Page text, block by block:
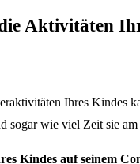
Aktivitäten
Ihres Kindes
sogar wie viel Zeit sie
Kindes auf seinem